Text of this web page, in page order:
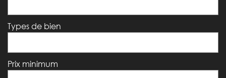
Types de bien
Prix minimum